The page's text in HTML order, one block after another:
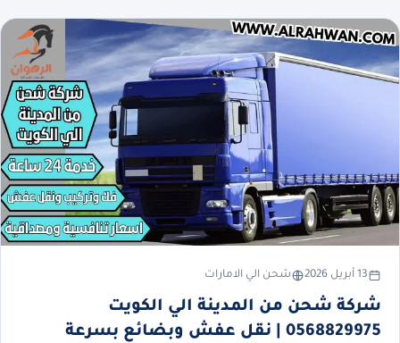
13 أبريل 2026 شحن الي الامارات
شركة شحن من المدينة الي الكويت
0568829975 | نقل عفش وبضائع بسرعة